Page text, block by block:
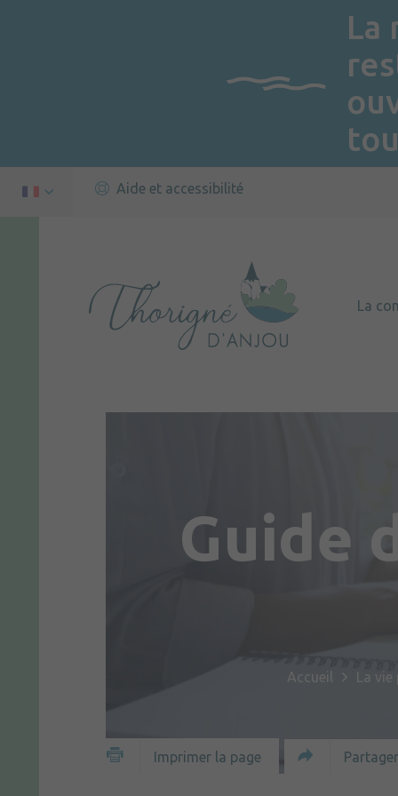
La
Aide et accessibilité
La
Guide
Accueil La
Imprimer la page